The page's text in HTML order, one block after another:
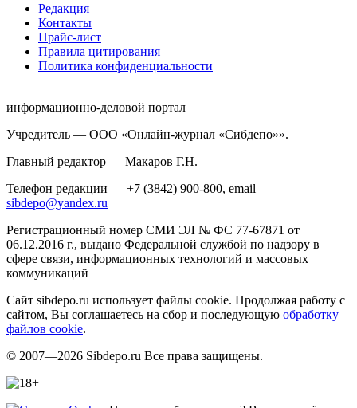
Редакция
Контакты
Прайс-лист
Правила цитирования
Политика конфиденциальности
информационно-деловой портал
Учредитель — ООО «Онлайн-журнал «Сибдепо»».
Главный редактор — Макаров Г.Н.
Телефон редакции — +7 (3842) 900-800, email —
sibdepo@yandex.ru
Регистрационный номер СМИ ЭЛ № ФС 77-67871 от
06.12.2016 г., выдано Федеральной службой по надзору в
сфере связи, информационных технологий и массовых
коммуникаций
Сайт sibdepo.ru использует файлы cookie. Продолжая работу с
сайтом, Вы соглашаетесь на сбор и последующую обработку
файлов cookie.
© 2007—2026 Sibdepo.ru Все права защищены.